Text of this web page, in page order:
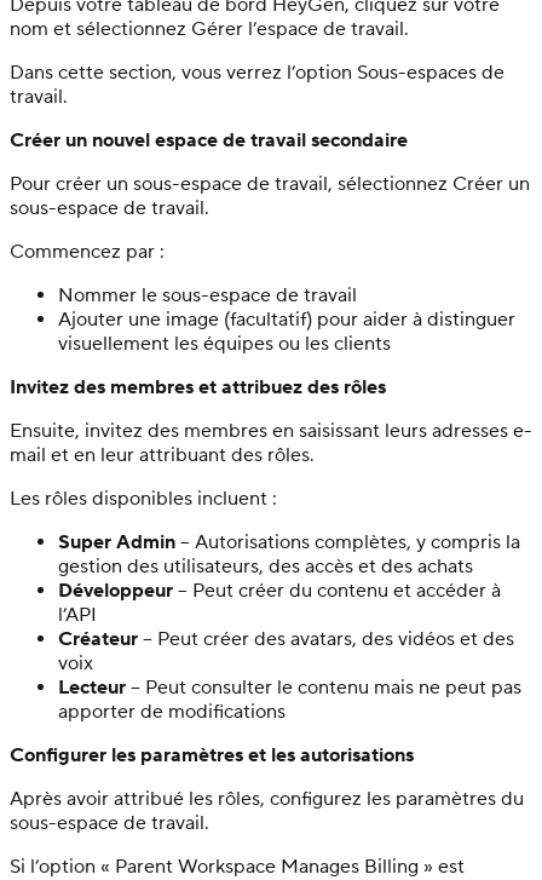
nom et sélectionnez Gérer l’espace de travail.
Dans cette section, vous verrez l’option Sous-espaces de
travail.
Créer un nouvel espace de travail secondaire
Pour créer un sous-espace de travail, sélectionnez Créer un
sous-espace de travail.
Commencez par :
Nommer le sous-espace de travail
Ajouter une image (facultatif) pour aider à distinguer
visuellement les équipes ou les clients
Invitez des membres et attribuez des rôles
Ensuite, invitez des membres en saisissant leurs adresses e-
mail et en leur attribuant des rôles.
Les rôles disponibles incluent :
Super Admin – Autorisations complètes, y compris la
gestion des utilisateurs, des accès et des achats
Développeur – Peut créer du contenu et accéder à
l’API
Créateur – Peut créer des avatars, des vidéos et des
voix
Lecteur – Peut consulter le contenu mais ne peut pas
apporter de modifications
Configurer les paramètres et les autorisations
Après avoir attribué les rôles, configurez les paramètres du
sous-espace de travail.
Si l’option « Parent Workspace Manages Billing » est